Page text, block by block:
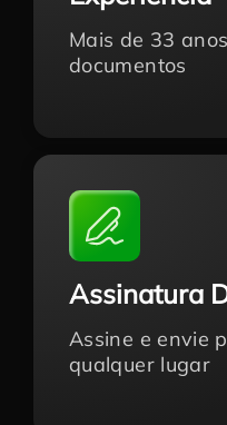
Mais de 33
documentos
Assinatura
Assine e envie
qualquer lugar